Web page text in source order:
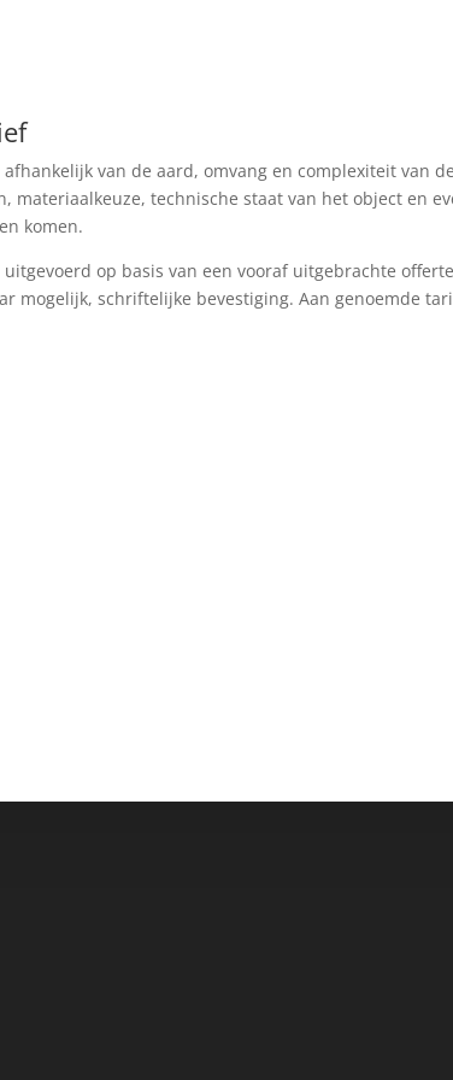
van de aard, omvang en complexiteit van
materiaalkeuze, technische staat van het object en
komen.
op basis van een vooraf uitgebrachte
mogelijk, schriftelijke bevestiging. Aan genoemde